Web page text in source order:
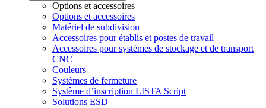
Options et accessoires
Options et accessoires
Matériel de subdivision
Accessoires pour établis et postes de travail
Accessoires pour systèmes de stockage et de transport
CNC
Couleurs
Systèmes de fermeture
Système d’inscription LISTA Script
Solutions ESD